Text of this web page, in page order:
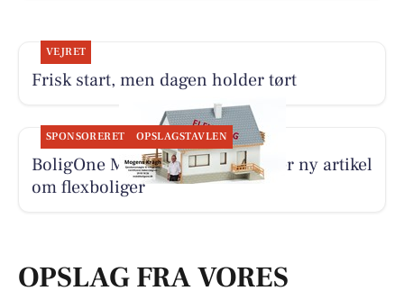
VEJRET
Frisk start, men dagen holder tørt
SPONSORERET OPSLAGSTAVLEN
BoligOne Mogens Kragh I/S deler ny artikel
om flexboliger
OPSLAG FRA VORES